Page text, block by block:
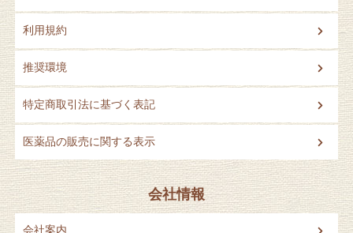
利用規約
推奨環境
特定商取引法に基づく表記
医薬品の販売に関する表示
会社情報
会社案内